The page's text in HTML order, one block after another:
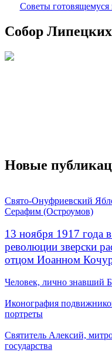
Советы
Собор
Новые
Свято-Онуфриевский
Серафим (Остроумов)
13 ноября 1917 года
революции зверски
отцом Иоанном
Человек, лично знавший
Иконография
портреты
Святитель Алексий,
государства